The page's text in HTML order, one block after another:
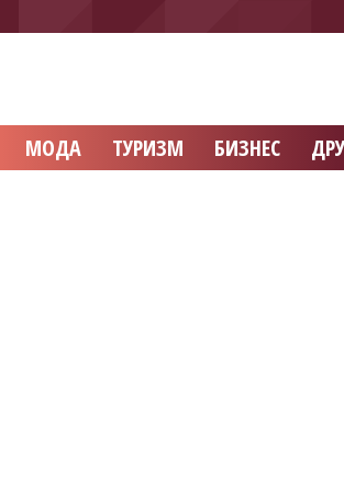
МОДА ТУРИЗМ БИЗНЕС